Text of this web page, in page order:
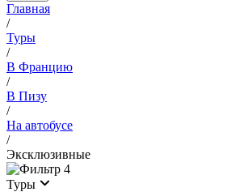
Главная
/
Туры
/
В Францию
/
В Пизу
/
На автобусе
/
Эксклюзивные
4
Туры